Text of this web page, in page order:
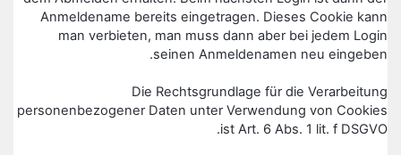
Anmeldename bereits eingetragen. Dieses Cookie kann
man verbieten, man muss dann aber bei jedem Login
seinen Anmeldenamen neu eingeben.
Die Rechtsgrundlage für die Verarbeitung
personenbezogener Daten unter Verwendung von Cookies
ist Art. 6 Abs. 1 lit. f DSGVO.